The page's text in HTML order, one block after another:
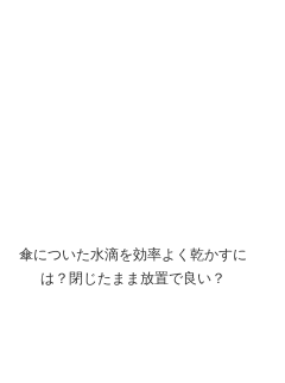
傘についた水滴を効率よく乾かすに
は？閉じたまま放置で良い？